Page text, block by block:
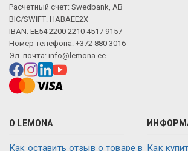
Расчетный счет: Swedbank, AB
BIC/SWIFT: HABAEE2X
IBAN: EE54 2200 2210 4517 9157
Номер телефона: +372 880 3016
Эл. почта: info@lemona.ee
О LEMONA
Как оставить отзыв о товаре в Как